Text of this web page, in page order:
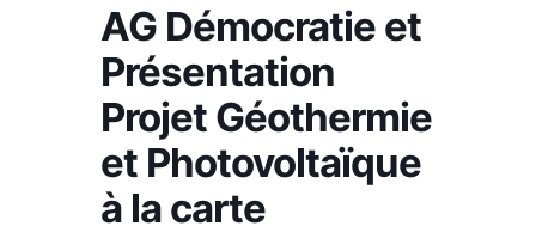
AG Démocratie et
Présentation
Projet Géothermie
et Photovoltaïque
à la carte